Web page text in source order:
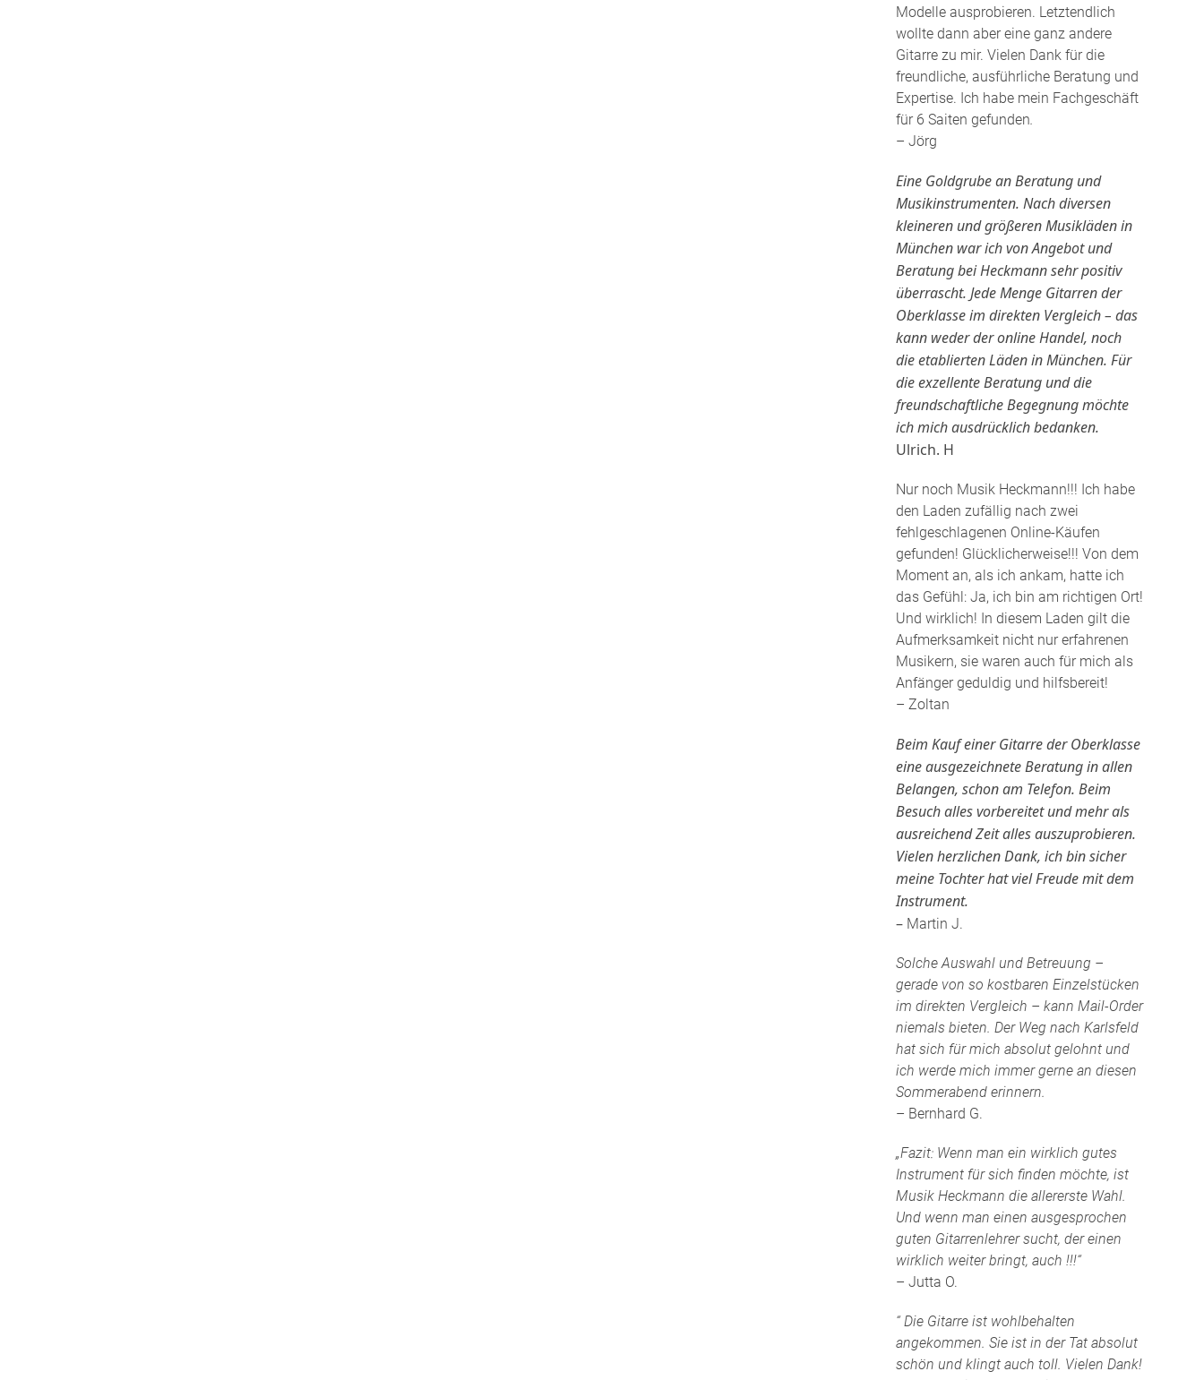
Modelle ausprobieren. Letztendlich
wollte dann aber eine ganz andere
Gitarre zu mir. Vielen Dank für die
freundliche, ausführliche Beratung und
Expertise. Ich habe mein Fachgeschäft
für 6 Saiten gefunden.
– Jörg
Eine Goldgrube an Beratung und
Musikinstrumenten. Nach diversen
kleineren und größeren Musikläden in
München war ich von Angebot und
Beratung bei Heckmann sehr positiv
überrascht. Jede Menge Gitarren der
Oberklasse im direkten Vergleich – das
kann weder der online Handel, noch
die etablierten Läden in München. Für
die exzellente Beratung und die
freundschaftliche Begegnung möchte
ich mich ausdrücklich bedanken.
Ulrich. H
Nur noch Musik Heckmann!!! Ich habe
den Laden zufällig nach zwei
fehlgeschlagenen Online-Käufen
gefunden! Glücklicherweise!!! Von dem
Moment an, als ich ankam, hatte ich
das Gefühl: Ja, ich bin am richtigen Ort!
Und wirklich! In diesem Laden gilt die
Aufmerksamkeit nicht nur erfahrenen
Musikern, sie waren auch für mich als
Anfänger geduldig und hilfsbereit!
– Zoltan
Beim Kauf einer Gitarre der Oberklasse
eine ausgezeichnete Beratung in allen
Belangen, schon am Telefon. Beim
Besuch alles vorbereitet und mehr als
ausreichend Zeit alles auszuprobieren.
Vielen herzlichen Dank, ich bin sicher
meine Tochter hat viel Freude mit dem
Instrument.
– Martin J.
Solche Auswahl und Betreuung –
gerade von so kostbaren Einzelstücken
im direkten Vergleich – kann Mail-Order
niemals bieten. Der Weg nach Karlsfeld
hat sich für mich absolut gelohnt und
ich werde mich immer gerne an diesen
Sommerabend erinnern.
– Bernhard G.
„Fazit: Wenn man ein wirklich gutes
Instrument für sich finden möchte, ist
Musik Heckmann die allererste Wahl.
Und wenn man einen ausgesprochen
guten Gitarrenlehrer sucht, der einen
wirklich weiter bringt, auch !!!“
– Jutta O.
“ Die Gitarre ist wohlbehalten
angekommen. Sie ist in der Tat absolut
schön und klingt auch toll. Vielen Dank!